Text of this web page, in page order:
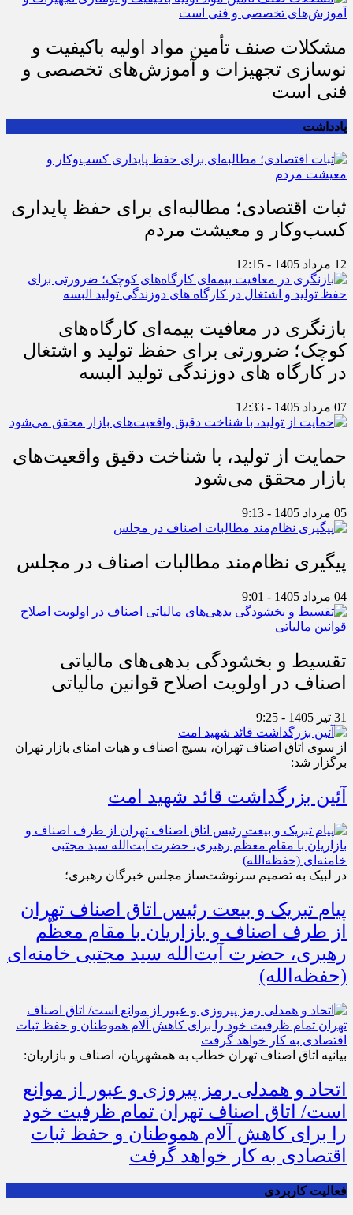
مشکلات صنف تأمین مواد اولیه باکیفیت و
نوسازی تجهیزات و آموزش‌های تخصصی و
فنی است
یادداشت
ثبات اقتصادی؛ مطالبه‌ای برای حفظ پایداری
کسب‌وکار و معیشت مردم
12 مرداد 1405 - 12:15
بازنگری در معافیت بیمه‌ای کارگاه‌های
کوچک؛ ضرورتی برای حفظ تولید و اشتغال
در کارگاه های دوزندگی تولید البسه
07 مرداد 1405 - 12:33
حمایت از تولید، با شناخت دقیق واقعیت‌های
بازار محقق می‌شود
05 مرداد 1405 - 9:13
پیگیری نظام‌مند مطالبات اصناف در مجلس
04 مرداد 1405 - 9:01
تقسیط و بخشودگی بدهی‌های مالیاتی
اصناف در اولویت اصلاح قوانین مالیاتی
31 تیر 1405 - 9:25
از سوی اتاق اصناف تهران، بسیج اصناف و هیات امنای بازار تهران
برگزار شد:
آئین بزرگداشت قائد شهید امت
در لبیک به تصمیم سرنوشت‌ساز مجلس خبرگان رهبری؛
پیام تبریک و بیعت رئیس اتاق اصناف تهران
از طرف اصناف و بازاریان با مقام معظّم
رهبری، حضرت آیت‌الله سید مجتبی خامنه‌ای
(حفظه‌الله)
بیانیه اتاق اصناف تهران خطاب به همشهریان، اصناف و بازاریان:
اتحاد و همدلی رمز پیروزی و عبور از موانع
است/ اتاق اصناف تهران تمام ظرفیت خود
را برای کاهش آلام هموطنان و حفظ ثبات
اقتصادی به کار خواهد گرفت
فعالیت کاربردی